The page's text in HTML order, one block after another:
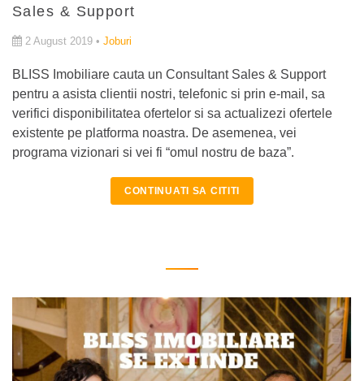
Sales & Support
2 August 2019 • Joburi
BLISS Imobiliare cauta un Consultant Sales & Support
pentru a asista clientii nostri, telefonic si prin e-mail, sa
verifici disponibilitatea ofertelor si sa actualizezi ofertele
existente pe platforma noastra. De asemenea, vei
programa vizionari si vei fi “omul nostru de baza”.
CONTINUATI SA CITITI